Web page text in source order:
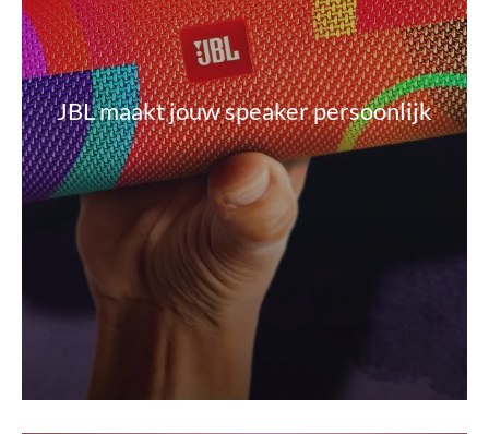
JBL maakt jouw speaker persoonlijk